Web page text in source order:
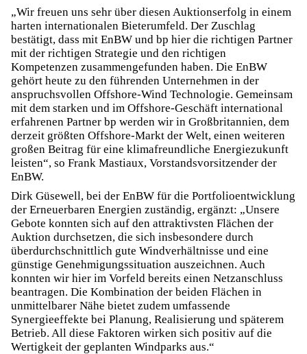
„Wir freuen uns sehr über diesen Auktionserfolg in einem
harten internationalen Bieterumfeld. Der Zuschlag
bestätigt, dass mit EnBW und bp hier die richtigen Partner
mit der richtigen Strategie und den richtigen
Kompetenzen zusammengefunden haben. Die EnBW
gehört heute zu den führenden Unternehmen in der
anspruchsvollen Offshore-Wind Technologie. Gemeinsam
mit dem starken und im Offshore-Geschäft international
erfahrenen Partner bp werden wir in Großbritannien, dem
derzeit größten Offshore-Markt der Welt, einen weiteren
großen Beitrag für eine klimafreundliche Energiezukunft
leisten“, so Frank Mastiaux, Vorstandsvorsitzender der
EnBW.
Dirk Güsewell, bei der EnBW für die Portfolioentwicklung
der Erneuerbaren Energien zuständig, ergänzt: „Unsere
Gebote konnten sich auf den attraktivsten Flächen der
Auktion durchsetzen, die sich insbesondere durch
überdurchschnittlich gute Windverhältnisse und eine
günstige Genehmigungssituation auszeichnen. Auch
konnten wir hier im Vorfeld bereits einen Netzanschluss
beantragen. Die Kombination der beiden Flächen in
unmittelbarer Nähe bietet zudem umfassende
Synergieeffekte bei Planung, Realisierung und späterem
Betrieb. All diese Faktoren wirken sich positiv auf die
Wertigkeit der geplanten Windparks aus.“